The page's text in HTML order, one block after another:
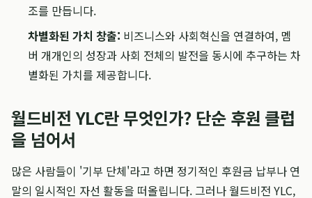
조를 만듭니다.
차별화된 가치 창출: 비즈니스와 사회혁신을 연결하여, 멤
버 개개인의 성장과 사회 전체의 발전을 동시에 추구하는 차
별화된 가치를 제공합니다.
월드비전 YLC란 무엇인가? 단순 후원 클럽
을 넘어서
많은 사람들이 '기부 단체'라고 하면 정기적인 후원금 납부나 연
말의 일시적인 자선 활동을 떠올립니다. 그러나 월드비전 YLC,